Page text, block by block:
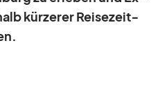
kür­ze­rer Rei­se­zeit­